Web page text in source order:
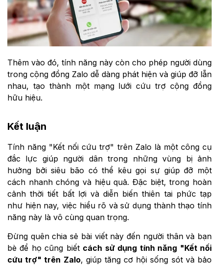
Thêm vào đó, tính năng này còn cho phép người dùng
trong cộng đồng Zalo dễ dàng phát hiện và giúp đỡ lẫn
nhau, tạo thành một mạng lưới cứu trợ cộng đồng
hữu hiệu.
Kết luận
Tính năng "Kết nối cứu trợ" trên Zalo là một công cụ
đắc lực giúp người dân trong những vùng bị ảnh
hưởng bởi siêu bão có thể kêu gọi sự giúp đỡ một
cách nhanh chóng và hiệu quả. Đặc biệt, trong hoàn
cảnh thời tiết bất lợi và diễn biến thiên tai phức tạp
như hiện nay, việc hiểu rõ và sử dụng thành thạo tính
năng này là vô cùng quan trọng.
Đừng quên chia sẻ bài viết này đến người thân và bạn
bè để họ cũng biết cách sử dụng tính năng "Kết nối
cứu trợ" trên Zalo, giúp tăng cơ hội sống sót và bảo